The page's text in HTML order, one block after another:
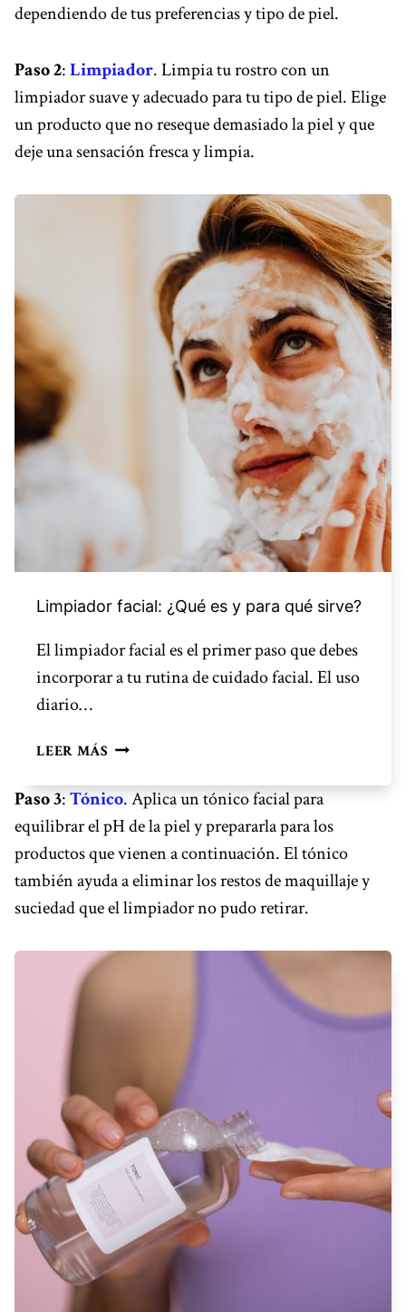
dependiendo de tus preferencias y tipo de piel.
Paso 2:Limpiador. Limpia tu rostro con un
limpiador suave y adecuado para tu tipo de piel. Elige
un producto que no reseque demasiado la piel y que
deje una sensación fresca y limpia.
Limpiador facial: ¿Qué es y para qué sirve?
El limpiador facial es el primer paso que debes
incorporar a tu rutina de cuidado facial. El uso
diario…
LEER MÁS L
M
P
I
A
D
O
R
Q
U
É
S
Y
P
A
Paso 3:Tónico. Aplica un tónico facial para
equilibrar el pH de la piel y prepararla para los
productos que vienen a continuación. El tónico
también ayuda a eliminar los restos de maquillaje y
suciedad que el limpiador no pudo retirar.